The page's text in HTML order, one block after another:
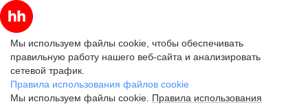
Мы используем файлы cookie, чтобы обеспечивать
правильную работу нашего веб-сайта и анализировать
сетевой трафик.
Правила использования файлов cookie
Мы используем файлы cookie. Правила использования